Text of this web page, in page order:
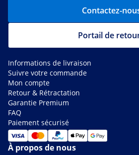
Contactez-
Portail de
Informations de livraison
Suivre votre commande
Mon compte
Retour & Rétractation
Garantie Premium
FAQ
Paiement sécurisé
À propos de nous